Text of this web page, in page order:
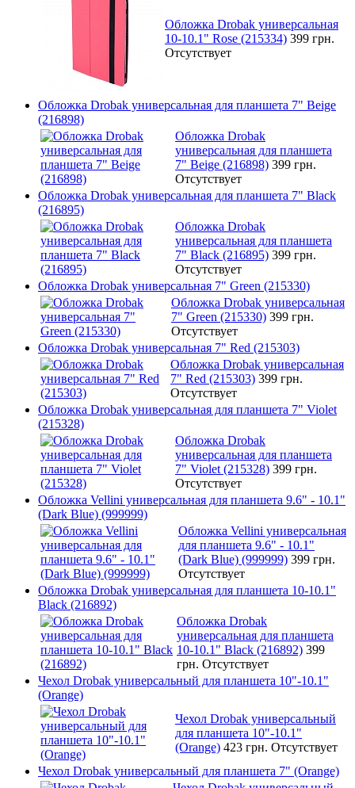
Обложка Drobak универсальная
10-10.1" Rose (215334) 399 грн.
Отсутствует
Обложка Drobak универсальная для планшета 7" Beige
(216898)
Обложка Drobak
универсальная для планшета
7" Beige (216898) 399 грн.
Отсутствует
Обложка Drobak универсальная для планшета 7" Black
(216895)
Обложка Drobak
универсальная для планшета
7" Black (216895) 399 грн.
Отсутствует
Обложка Drobak универсальная 7" Green (215330)
Обложка Drobak универсальная
7" Green (215330) 399 грн.
Отсутствует
Обложка Drobak универсальная 7" Red (215303)
Обложка Drobak универсальная
7" Red (215303) 399 грн.
Отсутствует
Обложка Drobak универсальная для планшета 7" Violet
(215328)
Обложка Drobak
универсальная для планшета
7" Violet (215328) 399 грн.
Отсутствует
Обложка Vellini универсальная для планшета 9.6" - 10.1"
(Dark Blue) (999999)
Обложка Vellini универсальная
для планшета 9.6" - 10.1"
(Dark Blue) (999999) 399 грн.
Отсутствует
Обложка Drobak универсальная для планшета 10-10.1"
Black (216892)
Обложка Drobak
универсальная для планшета
10-10.1" Black (216892) 399
грн. Отсутствует
Чехол Drobak универсальный для планшета 10"-10.1"
(Orange)
Чехол Drobak универсальный
для планшета 10"-10.1"
(Orange) 423 грн. Отсутствует
Чехол Drobak универсальный для планшета 7" (Orange)